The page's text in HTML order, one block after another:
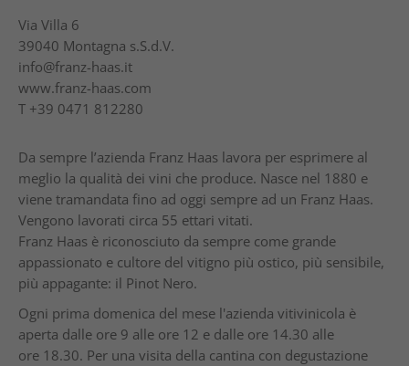
Via Villa 6
39040 Montagna s.S.d.V.
info@franz-haas.it
www.franz-haas.com
T +39 0471 812280
Da sempre l’azienda Franz Haas lavora per esprimere al
meglio la qualità dei vini che produce. Nasce nel 1880 e
viene tramandata fino ad oggi sempre ad un Franz Haas.
Vengono lavorati circa 55 ettari vitati.
Franz Haas è riconosciuto da sempre come grande
appassionato e cultore del vitigno più ostico, più sensibile,
più appagante: il Pinot Nero.
Ogni prima domenica del mese l'azienda vitivinicola è
aperta dalle ore 9 alle ore 12 e dalle ore 14.30 alle
ore 18.30. Per una visita della cantina con degustazione